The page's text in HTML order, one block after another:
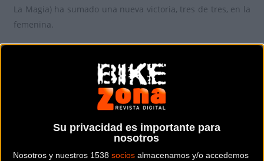
Su privacidad es importante para
nosotros
Nosotros y nuestros 1538 socios almacenamos y/o accedemos
La Magia) ha sumado una nueva victoria, tres de tres, en la
femenina.